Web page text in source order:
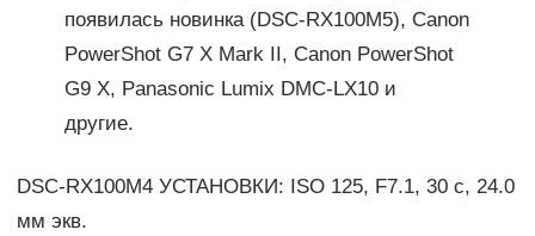
появилась новинка (DSC-RX100M5), Canon
PowerShot G7 X Mark II, Canon PowerShot
G9 X, Panasonic Lumix DMC-LX10 и
другие.
DSC-RX100M4 УСТАНОВКИ: ISO 125, F7.1, 30 с, 24.0
мм экв.